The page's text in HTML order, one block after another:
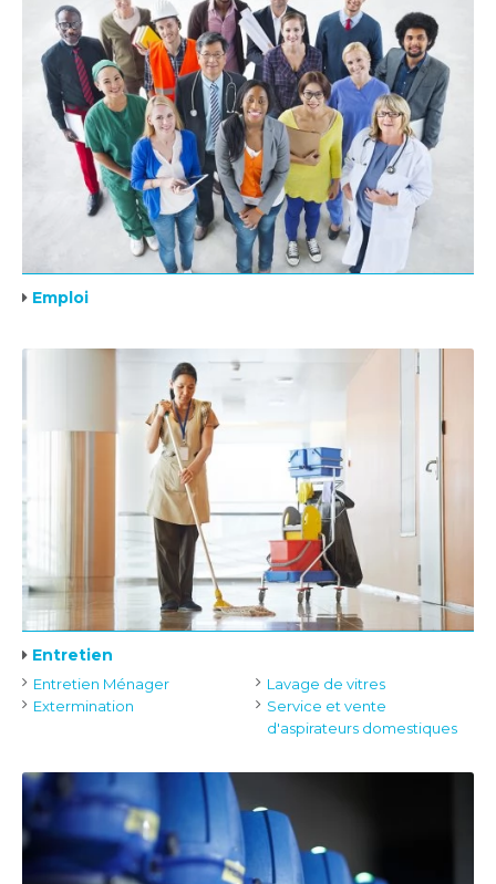
Emploi
Entretien
Entretien Ménager
Extermination
Lavage de vitres
Service et vente
d'aspirateurs domestiques